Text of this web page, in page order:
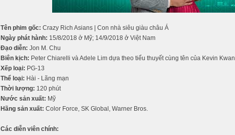
Tên phim gốc: Crazy Rich Asians | Con nhà siêu giàu châu Á
Ngày phát hành: 15/8/2018 ở Mỹ; 14/9/2018 ở Việt Nam
Đạo diễn: Jon M. Chu
Biên kịch: Peter Chiarelli và Adele Lim dựa theo tiểu thuyết cùng tên của Kevin Kwan
Xếp loại: PG-13
Thể loại: Hài - Lãng mạn
Thời lượng: 120 phút
Nước sản xuất: Mỹ
Hãng sản xuất: Color Force, SK Global, Warner Bros.
Các diễn viên chính: